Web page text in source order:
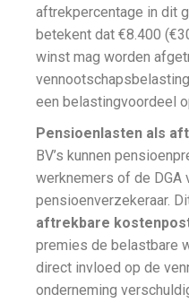
aftrekpercentage in dit
betekent dat €8.400
winst mag worden
een belastingvoordeel
Pensioenlasten als
BV’s kunnen
werknemers of de DGA
pensioenverzekeraar.
aftrekbare
premies de belastbare
direct invloed op de
onderneming